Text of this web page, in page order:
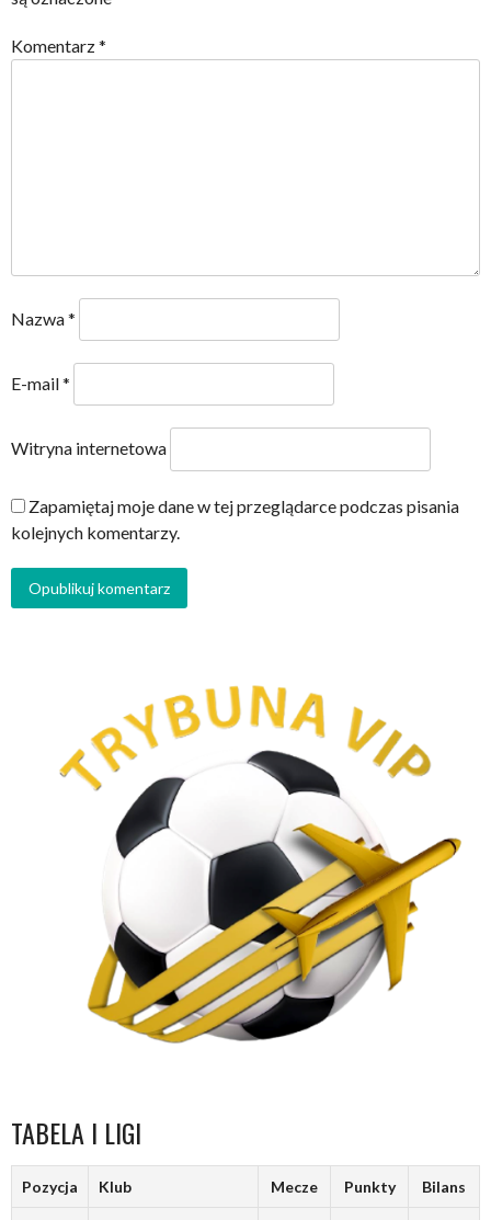
Komentarz*
Nazwa*
E-mail*
Witryna internetowa
Zapamiętaj moje dane w tej przeglądarce podczas pisania
kolejnych komentarzy.
TABELA I LIGI
Pozycja Klub Mecze Punkty Bilans